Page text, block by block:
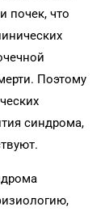
почек, что
Поэтому
синдрома,